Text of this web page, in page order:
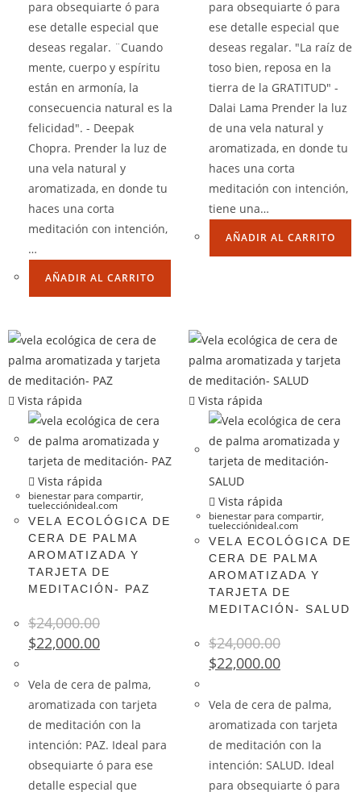
para obsequiarte ó para
ese detalle especial que
deseas regalar. ¨Cuando
mente, cuerpo y espíritu
están en armonía, la
consecuencia natural es la
felicidad". - Deepak
Chopra. Prender la luz de
una vela natural y
aromatizada, en donde tu
haces una corta
meditación con intención,
…
AÑADIR AL CARRITO
para obsequiarte ó para
ese detalle especial que
deseas regalar. "La raíz de
toso bien, reposa en la
tierra de la GRATITUD" -
Dalai Lama Prender la luz
de una vela natural y
aromatizada, en donde tu
haces una corta
meditación con intención,
tiene una…
AÑADIR AL CARRITO
Vista rápida
Vista rápida
bienestar para compartir,
tuelecciónideal.com
VELA ECOLÓGICA DE
CERA DE PALMA
AROMATIZADA Y
TARJETA DE
MEDITACIÓN- PAZ
$24,000.00
$22,000.00
Vela de cera de palma,
aromatizada con tarjeta
de meditación con la
intención: PAZ. Ideal para
obsequiarte ó para ese
detalle especial que
Vista rápida
Vista rápida
bienestar para compartir,
tuelecciónideal.com
VELA ECOLÓGICA DE
CERA DE PALMA
AROMATIZADA Y
TARJETA DE
MEDITACIÓN- SALUD
$24,000.00
$22,000.00
Vela de cera de palma,
aromatizada con tarjeta
de meditación con la
intención: SALUD. Ideal
para obsequiarte ó para